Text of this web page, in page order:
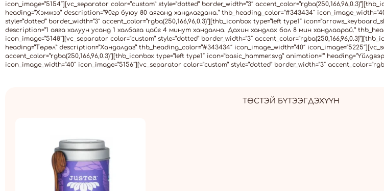
icon_image=”5154″][vc_separator color=”custom” style=”dotted” border_width=”3″
heading=”Хэмжээ” description=”90гр буюу 80 аяганд хандлагдана.” thb_heading_color=”#343434″
style=”dotted” border_width=”3″ accent_color=”rgba(250,166,96,0.3)”][thb_iconbox type=”left type1″
description=”1 аяга халуун усанд 1 халбага цайг 4 минут хандална. Дахин хандлах бол 8 мин хандлаарай.”
icon_image=”5148″][vc_separator color=”custom” style=”dotted” border_width=”3″
heading=”Төрөл” description=”Хандалдаг” thb_heading_color=”#343434″ icon_image_width=”40″
accent_color=”rgba(250,166,96,0.3)”][thb_iconbox type=”left type1″ icon=”basic_hammer.svg” animation=””
icon_image_width=”40″ icon_image=”5156″][vc_separator color=”custom” style=”dotted” border_width=”3″
ТӨСТЭЙ БҮТЭЭГДЭХҮҮН